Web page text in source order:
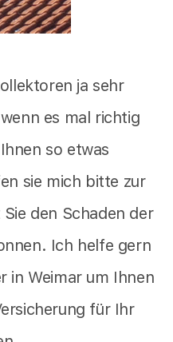
ja sehr
es mal richtig
so etwas
sie mich bitte zur
den Schaden der
Ich helfe gern
in Weimar um Ihnen
für Ihr